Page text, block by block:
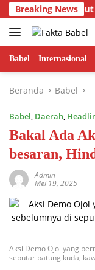
Langsung
ke
konten
Breaking News
Putra Sebut
Babel Internasional
Beranda Babel
Babel, Daerah,
Bakal Ada
besaran,
Admin
Mei 19, 2025
Aksi Demo Ojol yang
seputar patung kuda,